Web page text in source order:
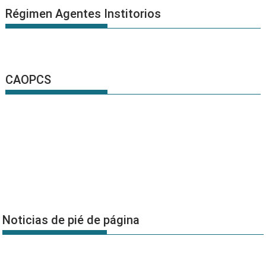
Régimen Agentes Institorios
CAOPCS
Noticias de pié de página